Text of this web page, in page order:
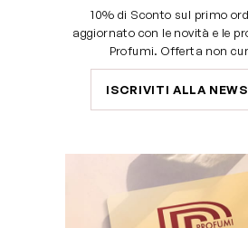
10% di Sconto sul primo
aggiornato con le novità e le
Profumi. Offerta non
ISCRIVITI ALLA